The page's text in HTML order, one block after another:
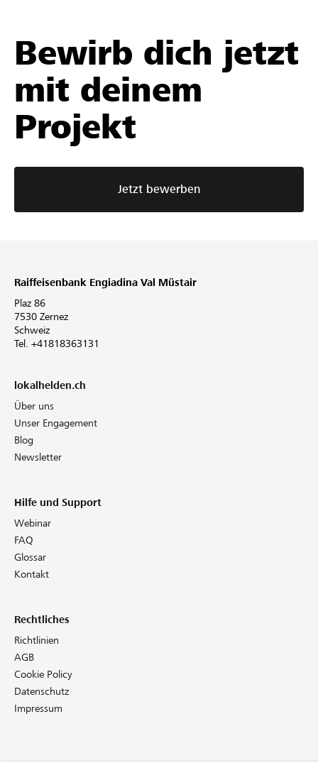
Bewirb dich jetzt
mit deinem
Projekt
Jetzt bewerben
Raiffeisenbank Engiadina Val Müstair
Plaz 86
7530 Zernez
Schweiz
Tel. +41818363131
lokalhelden.ch
Über uns
Unser Engagement
Blog
Newsletter
Hilfe und Support
Webinar
FAQ
Glossar
Kontakt
Rechtliches
Richtlinien
AGB
Cookie Policy
Datenschutz
Impressum